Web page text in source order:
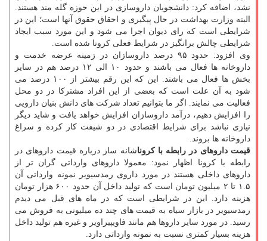
نشد، اضافه کرد: دانشجویان داروسازی در این حوزه گله مند هستند.
البته وزارت بهداشت در حال پیگیری و احقاق حقوق آنها است؛ این در
شرایطی است که رای دیوان اجرا می شود و این مورد سبب ایجاد
شرایطی چالش برانگیز در شرایط فعلی کرونا شده است.
وی افزود: حدود ۹۵ درصد داروسازان در زمینه عرضه خدمت و
داروخانه ها فعال می باشند و حدود ۱۰ الی ۱۲ درصد هم در سایر
بخش ها فعال می باشند. این که این رقم بیشتر از ۱۰۰ درصد می
شود به آن علت است که بعضی از این افراد مشترکا در دو محل
فعالیت می نمایند. اگر ما بتوانیم تعداد شرکت های دانش بنیان دارویی
را افزایش دهیم، درآمد داروسازان افزایش خواهد یافت و شاید دیگر
نیازی نباشد برای شرایط اقتصادی در دو شیفت کار کرده و سراغ
داروخانه ها بروند.
قیمت داروهای در رابطه با کروناشانه ساز درباره قیمت داروهای در
رابطه با کرونا اظهار نمود: معمولا داروهای وارداتی گران تر از
داروهای داخلی هستند در مورد داروی رمدسیویر نمونه وارداتی آن
۱.۵ تا ۲ میلیون تومان است که تولید داخل آن حدود ۶۰۰ هزار تومان
هزینه دارد. این در شرایطی است که در ماه های قبل می دیدم
رمدسیویر در بازار سیاه به قیمت های چند ده میلیونی به فروش می
رسید. در مورد سایر داروها هم مانند فاویپیراویر و غیره هم تولید داخل
هزینه بسیار کمتری نسبت به نمونه وارداتی دارد.